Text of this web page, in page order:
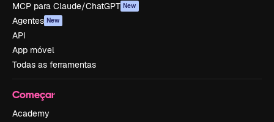
MCP para Claude/ChatGPT New
Agentes New
API
App móvel
Todas as ferramentas
Começar
Academy